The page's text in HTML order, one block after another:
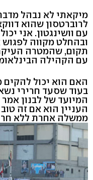
מיקאתי לא נבהל
לרוברטסון שהוא
עם וושינגטון. אני
ובהחלט מקווה
תקום, שהמטרה
עם הקהילה
האם הוא יכול
בעוד שסעד חרירי
המיועד של לבנון אמר
העניין הוא אם זה
ממשלה אחרת ללא